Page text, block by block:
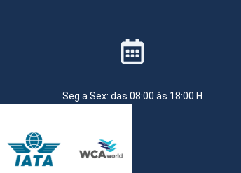
Seg a Sex: das 08:00 às 18:00 H